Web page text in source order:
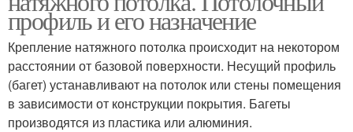
профиль и его назначение
Крепление натяжного потолка происходит на некотором
расстоянии от базовой поверхности. Несущий профиль
(багет) устанавливают на потолок или стены помещения
в зависимости от конструкции покрытия. Багеты
производятся из пластика или алюминия.